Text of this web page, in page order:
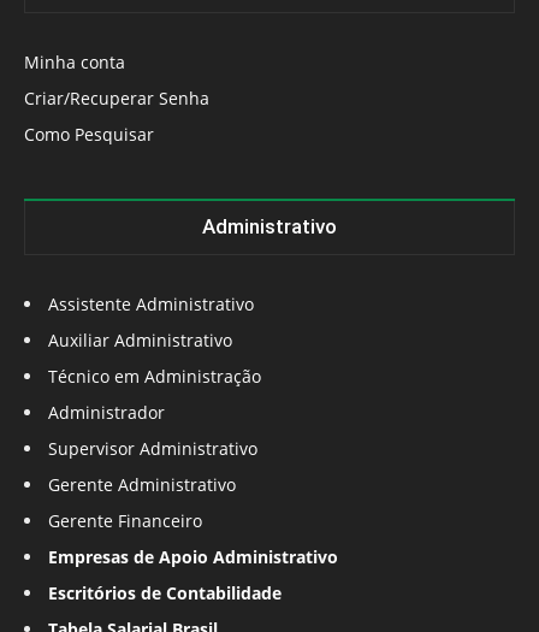
Minha conta
Criar/Recuperar Senha
Como Pesquisar
Administrativo
Assistente Administrativo
Auxiliar Administrativo
Técnico em Administração
Administrador
Supervisor Administrativo
Gerente Administrativo
Gerente Financeiro
Empresas de Apoio Administrativo
Escritórios de Contabilidade